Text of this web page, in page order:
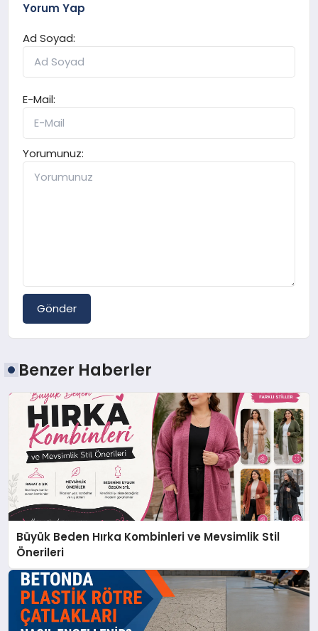
Yorum Yap
Ad Soyad:
E-Mail:
Yorumunuz:
Gönder
Benzer Haberler
Büyük Beden Hırka Kombinleri ve Mevsimlik Stil
Önerileri